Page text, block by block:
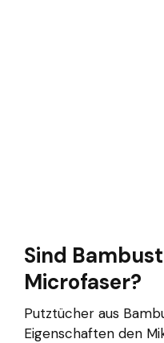
Sind
Microfaser?
Putztücher aus
Eigenschaften den